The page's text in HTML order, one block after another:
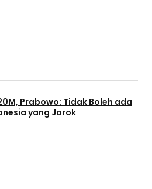
Prabowo: Tidak Boleh ada
yang Jorok